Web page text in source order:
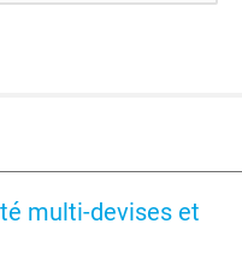
multi-devises et